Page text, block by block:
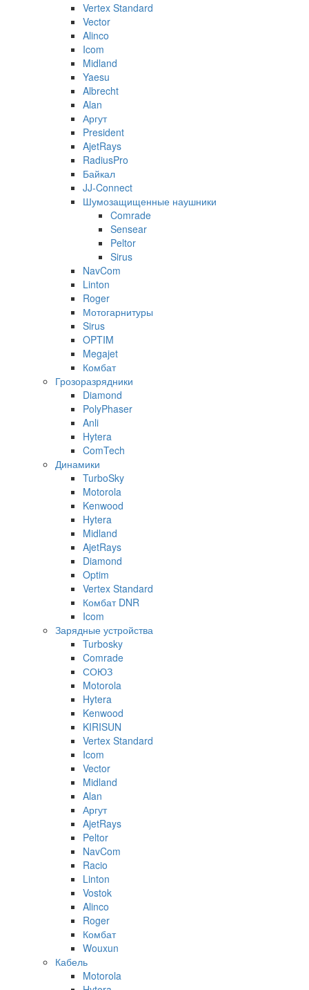
Vertex Standard
Vector
Alinco
Icom
Midland
Yaesu
Albrecht
Alan
Аргут
President
AjetRays
RadiusPro
Байкал
JJ-Connect
Шумозащищенные наушники
Comrade
Sensear
Peltor
Sirus
NavCom
Linton
Roger
Мотогарнитуры
Sirus
OPTIM
Megajet
Комбат
Грозоразрядники
Diamond
PolyPhaser
Anli
Hytera
ComTech
Динамики
TurboSky
Motorola
Kenwood
Hytera
Midland
AjetRays
Diamond
Optim
Vertex Standard
Комбат DNR
Icom
Зарядные устройства
Turbosky
Comrade
СОЮЗ
Motorola
Hytera
Kenwood
KIRISUN
Vertex Standard
Icom
Vector
Midland
Alan
Аргут
AjetRays
Peltor
NavCom
Racio
Linton
Vostok
Alinco
Roger
Комбат
Wouxun
Кабель
Motorola